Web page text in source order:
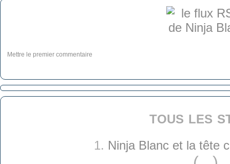
Mettre le premier commentaire
tous les
1. Ninja Blanc et la tête